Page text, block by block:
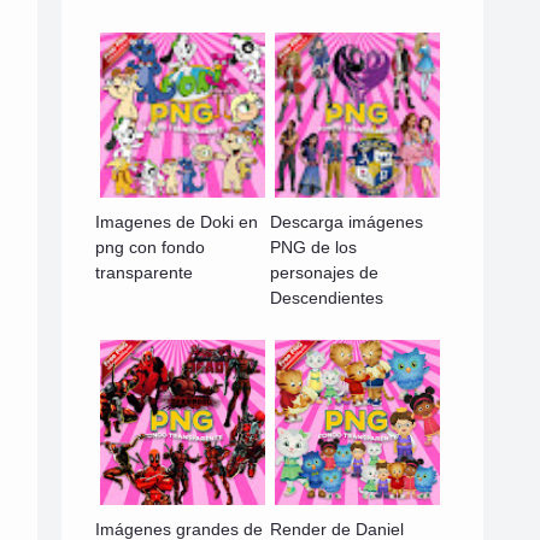
Imagenes de Doki en
png con fondo
transparente
Descarga imágenes
PNG de los
personajes de
Descendientes
Imágenes grandes de Render de Daniel